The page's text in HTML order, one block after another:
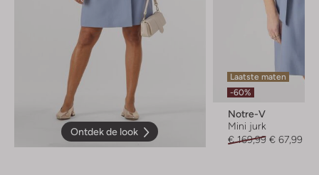
Ontdek de look
Laatste maten
-60%
Notre-V
Mini jurk
€ 169,99 € 67,99